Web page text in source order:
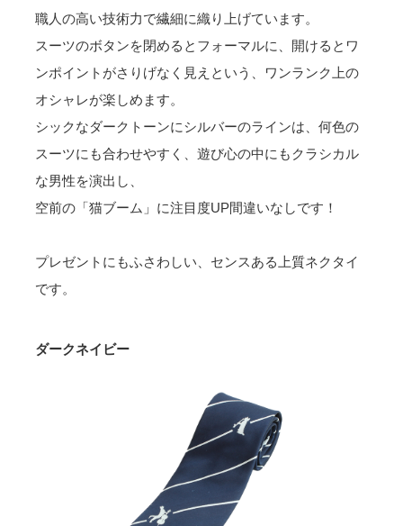
職人の高い技術力で繊細に織り上げています。
スーツのボタンを閉めるとフォーマルに、開けるとワ
ンポイントがさりげなく見えという、ワンランク上の
オシャレが楽しめます。
シックなダークトーンにシルバーのラインは、何色の
スーツにも合わせやすく、遊び心の中にもクラシカル
な男性を演出し、
空前の「猫ブーム」に注目度UP間違いなしです！
プレゼントにもふさわしい、センスある上質ネクタイ
です。
ダークネイビー